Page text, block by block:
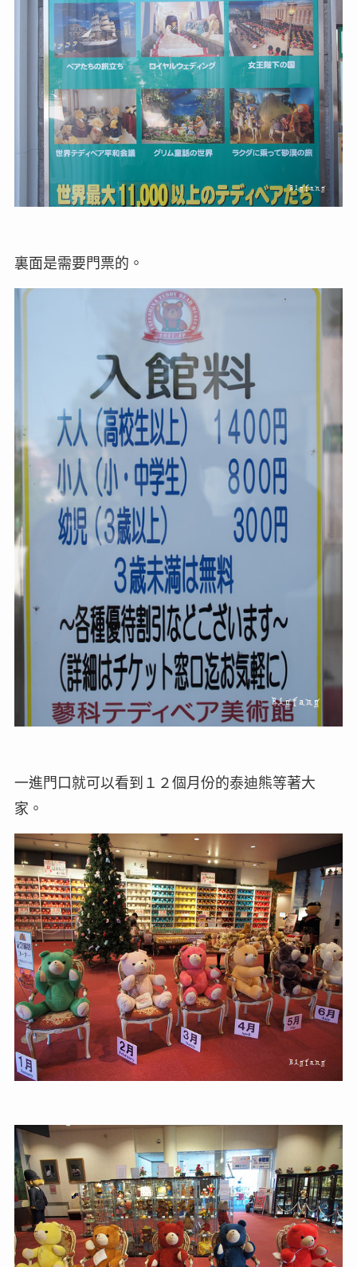
裏面是需要門票的。
一進門口就可以看到１２個月份的泰迪熊等著大
家。